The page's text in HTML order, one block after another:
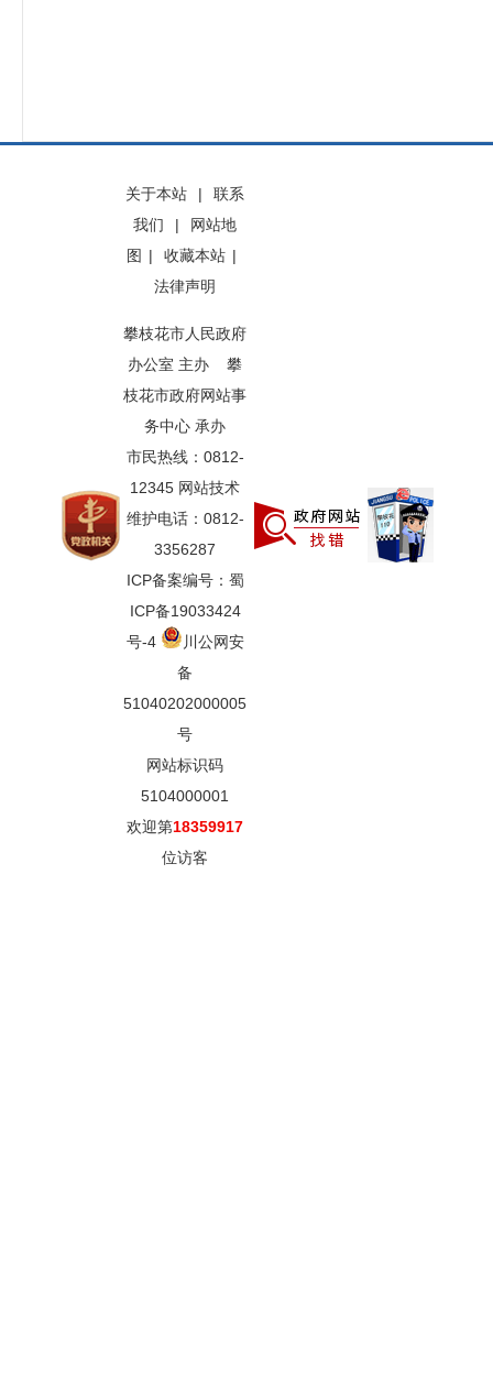
关于本站 |
联系
我们
|
网站地
图 | 收藏本站 |
法律声明
攀枝花市人民政府
办公室 主办 攀
枝花市政府网站事
务中心 承办
市民热线：0812-
12345 网站技术
维护电话：0812-
3356287
ICP备案编号：蜀
ICP备19033424
号-4
川公网安
备
51040202000005
号
网站标识码
5104000001
欢迎第18359917
位访客